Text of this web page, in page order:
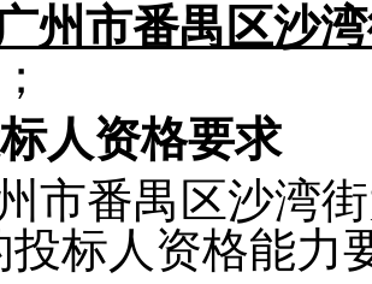
州市番禺区沙
；
人资格要求
市番禺区沙湾
投标人资格能力